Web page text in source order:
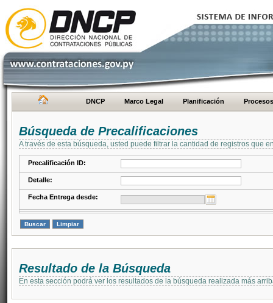
DNCP Marco Legal Planificación Procesos
Búsqueda de Precalificaciones
A través de esta búsqueda, usted puede filtrar la cantidad de registros que
Precalificación ID:
Detalle:
Fecha Entrega desde:
Resultado de la Búsqueda
En esta sección podrá ver los resultados de la búsqueda realizada más